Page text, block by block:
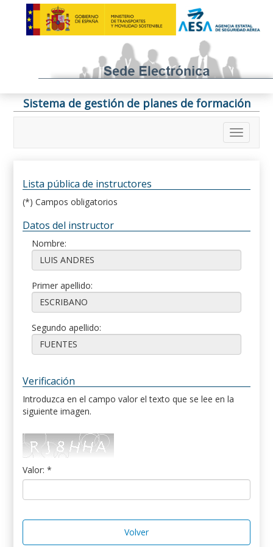
Sistema de gestión de planes de formación
Lista pública de instructores
(*) Campos obligatorios
Datos del instructor
Nombre:
Primer apellido:
Segundo apellido:
Verificación
Introduzca en el campo valor el texto que se lee en la
siguiente imagen.
Valor: *
Volver